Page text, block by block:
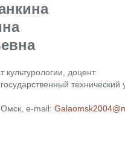
культурологии, доцент.
технический
e-mail: